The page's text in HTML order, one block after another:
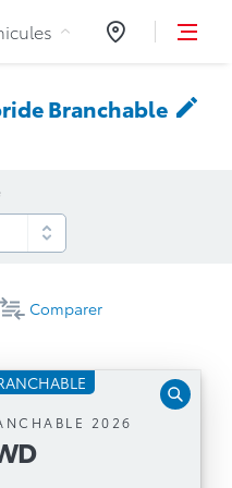
Branchable
Comparer
2026